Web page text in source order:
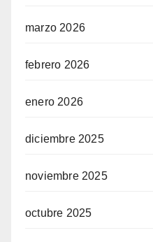
marzo 2026
febrero 2026
enero 2026
diciembre 2025
noviembre 2025
octubre 2025